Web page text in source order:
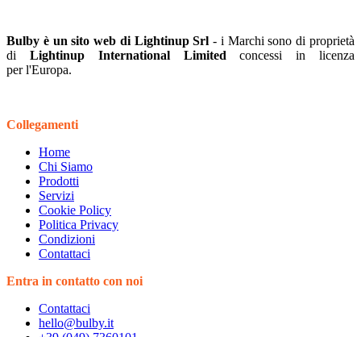
Bulby è un sito web di Lightinup Srl- i Marchi sono di proprietà
di Lightinup International Limited ​concessi in licenza
per l'Europa.
Collegamenti
Home
Chi Siamo
Prodotti
Servizi
Cookie Policy
Politica Privacy
Condizioni
Contattaci
Entra in contatto con noi
Contattaci
hello@bulby.it